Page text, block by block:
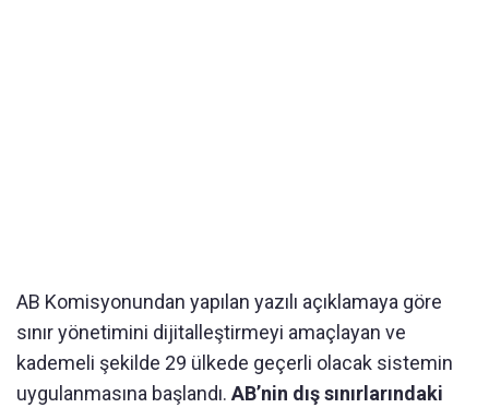
AB Komisyonundan yapılan yazılı açıklamaya göre
sınır yönetimini dijitalleştirmeyi amaçlayan ve
kademeli şekilde 29 ülkede geçerli olacak sistemin
uygulanmasına başlandı. AB’nin dış sınırlarındaki